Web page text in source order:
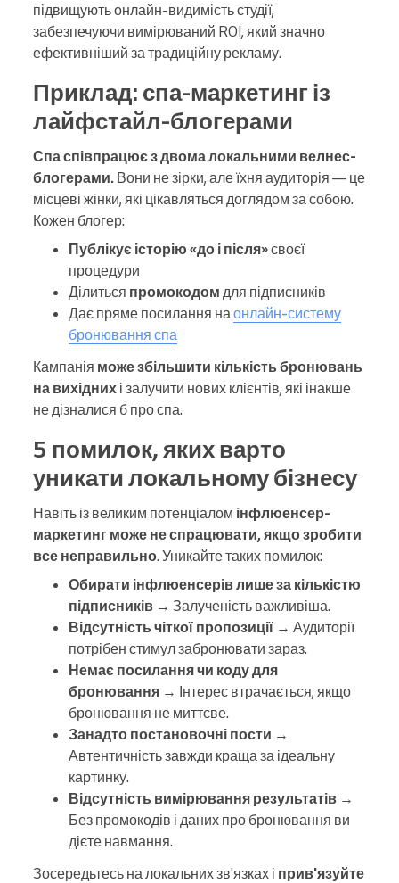
підвищують онлайн-видимість студії,
забезпечуючи вимірюваний ROI, який значно
ефективніший за традиційну рекламу.
Приклад: спа-маркетинг із
лайфстайл-блогерами
Спа співпрацює з двома локальними велнес-
блогерами. Вони не зірки, але їхня аудиторія — це
місцеві жінки, які цікавляться доглядом за собою.
Кожен блогер:
Публікує історію «до і після»своєї
процедури
Ділиться промокодом для підписників
Дає пряме посилання наонлайн-систему
бронювання спа
Кампанія може збільшити кількість бронювань
на вихідних і залучити нових клієнтів, які інакше
не дізналися б про спа.
5 помилок, яких варто
уникати локальному бізнесу
Навіть із великим потенціалом інфлюенсер-
маркетинг може не спрацювати, якщо зробити
все неправильно. Уникайте таких помилок:
Обирати інфлюенсерів лише за кількістю
підписників → Залученість важливіша.
Відсутність чіткої пропозиції → Аудиторії
потрібен стимул забронювати зараз.
Немає посилання чи коду для
бронювання → Інтерес втрачається, якщо
бронювання не миттєве.
Занадто постановочні пости →
Автентичність завжди краща за ідеальну
картинку.
Відсутність вимірювання результатів →
Без промокодів і даних про бронювання ви
дієте навмання.
Зосередьтесь на локальних зв'язках і прив'язуйте